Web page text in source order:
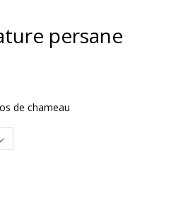
persane
de chameau